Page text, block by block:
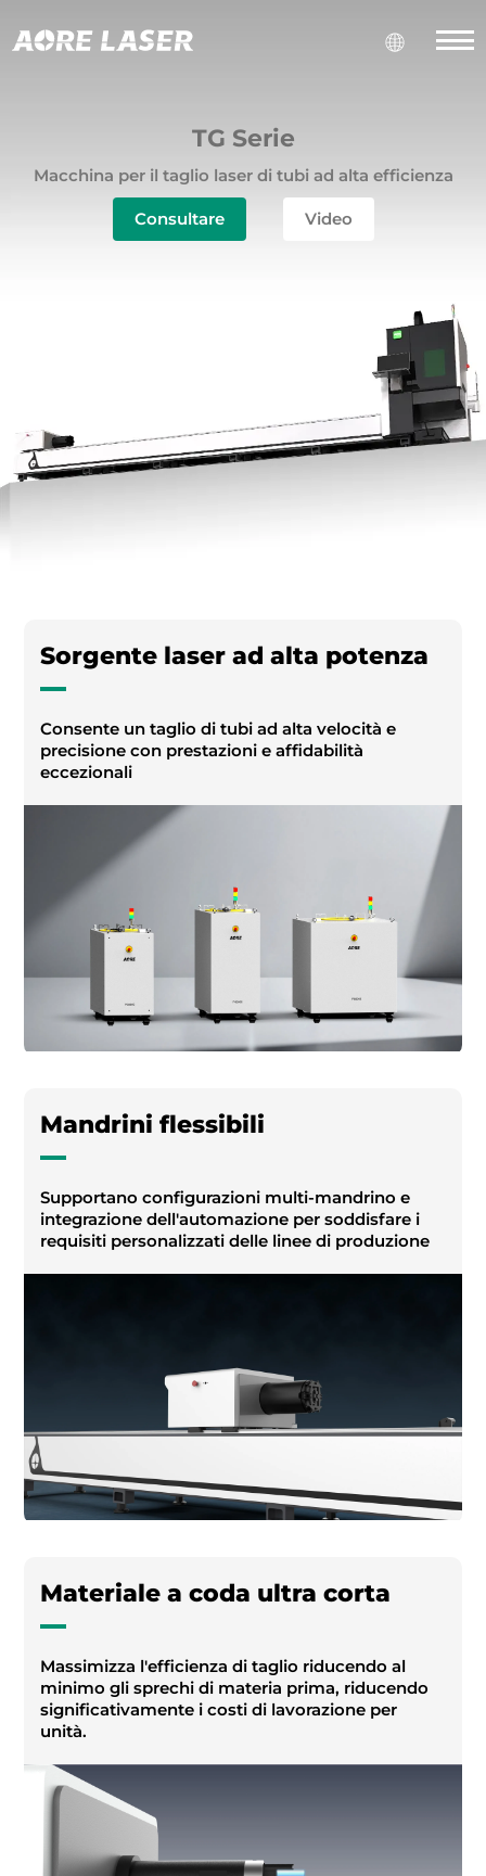
TG Serie
Macchina per il taglio laser di tubi ad alta efficienza
Consultare Video
Sorgente laser ad alta potenza
Consente un taglio di tubi ad alta velocità e
precisione con prestazioni e affidabilità
eccezionali
Mandrini flessibili
Supportano configurazioni multi-mandrino e
integrazione dell'automazione per soddisfare i
requisiti personalizzati delle linee di produzione
Materiale a coda ultra corta
Massimizza l'efficienza di taglio riducendo al
minimo gli sprechi di materia prima, riducendo
significativamente i costi di lavorazione per
unità.